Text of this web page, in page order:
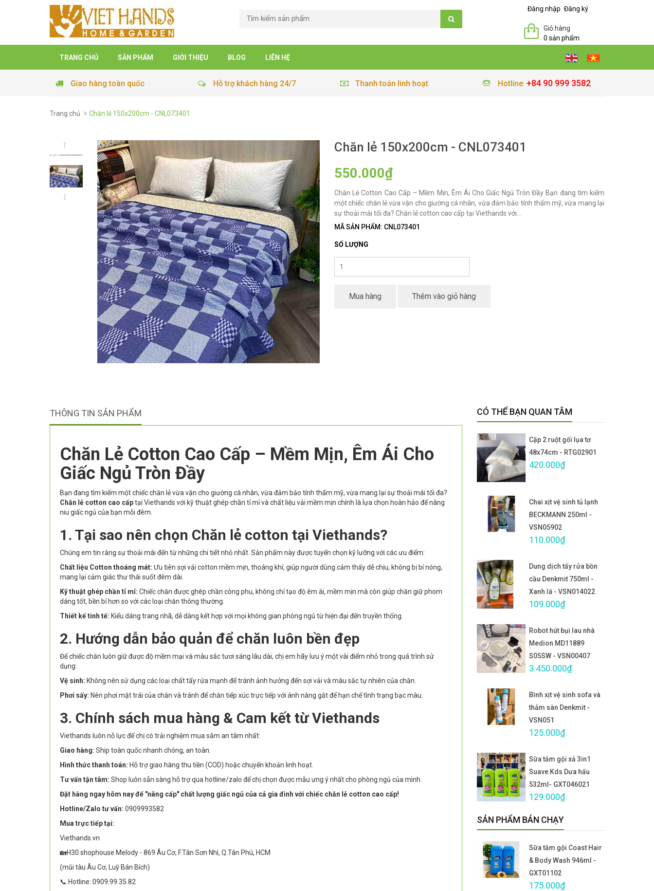
Đăng nhập Đăng ký
Giỏ hàng
0 sản phẩm
TRANG CHỦ SẢN PHẨM GIỚI THIỆU BLOG LIÊN HỆ
Giao hàng toàn quốc Hỗ trợ khách hàng 24/7 Thanh toán linh hoạt Hotline: +84 90 999 3582
Trang chủ Chăn lẻ 150x200cm - CNL073401
Chăn lẻ 150x200cm - CNL073401
550.000₫
Chăn Lẻ Cotton Cao Cấp – Mềm Mịn, Êm Ái Cho Giấc Ngủ Tròn Đầy Bạn đang tìm kiếm
một chiếc chăn lẻ vừa vặn cho giường cá nhân, vừa đảm bảo tính thẩm mỹ, vừa mang lại
sự thoải mái tối đa? Chăn lẻ cotton cao cấp tại Viethands với...
MÃ SẢN PHẨM: CNL073401
SỐ LƯỢNG
Mua hàng Thêm vào giỏ hàng
THÔNG TIN SẢN PHẨM
Chăn Lẻ Cotton Cao Cấp – Mềm Mịn, Êm Ái Cho
Giấc Ngủ Tròn Đầy
Bạn đang tìm kiếm một chiếc chăn lẻ vừa vặn cho giường cá nhân, vừa đảm bảo tính thẩm mỹ, vừa mang lại sự thoải mái tối đa?
Chăn lẻ cotton cao cấptại Viethands với kỹ thuật ghép chần tỉ mỉ và chất liệu vải mềm mịn chính là lựa chọn hoàn hảo để nâng
niu giấc ngủ của bạn mỗi đêm.
1. Tại sao nên chọn Chăn lẻ cotton tại Viethands?
Chúng em tin rằng sự thoải mái đến từ những chi tiết nhỏ nhất. Sản phẩm này được tuyển chọn kỹ lưỡng với các ưu điểm:
Chất liệu Cotton thoáng mát: Ưu tiên sợi vải cotton mềm mịn, thoáng khí, giúp người dùng cảm thấy dễ chịu, không bị bí nóng,
mang lại cảm giác thư thái suốt đêm dài.
Kỹ thuật ghép chần tỉ mỉ: Chiếc chăn được ghép chần công phu, không chỉ tạo độ êm ái, mềm mịn mà còn giúp chăn giữ phom
dáng tốt, bền bỉ hơn so với các loại chăn thông thường.
Thiết kế tinh tế: Kiểu dáng trang nhã, dễ dàng kết hợp với mọi không gian phòng ngủ từ hiện đại đến truyền thống.
2. Hướng dẫn bảo quản để chăn luôn bền đẹp
Để chiếc chăn luôn giữ được độ mềm mại và màu sắc tươi sáng lâu dài, chị em hãy lưu ý một vài điểm nhỏ trong quá trình sử
dụng:
Vệ sinh: Không nên sử dụng các loại chất tẩy rửa mạnh để tránh ảnh hưởng đến sợi vải và màu sắc tự nhiên của chăn.
Phơi sấy: Nên phơi mặt trái của chăn và tránh để chăn tiếp xúc trực tiếp với ánh nắng gắt để hạn chế tình trạng bạc màu.
3. Chính sách mua hàng & Cam kết từ Viethands
Viethands luôn nỗ lực để chị có trải nghiệm mua sắm an tâm nhất:
Giao hàng: Ship toàn quốc nhanh chóng, an toàn.
Hình thức thanh toán: Hỗ trợ giao hàng thu tiền (COD) hoặc chuyển khoản linh hoạt.
Tư vấn tận tâm: Shop luôn sẵn sàng hỗ trợ qua hotline/zalo để chị chọn được mẫu ưng ý nhất cho phòng ngủ của mình.
Đặt hàng ngay hôm nay để "nâng cấp" chất lượng giấc ngủ của cả gia đình với chiếc chăn lẻ cotton cao cấp!
Hotline/Zalo tư vấn: 0909993582
Mua trực tiếp tại:
Viethands.vn
🏡H30 shophouse Melody - 869 Âu Cơ, F.Tân Sơn Nhì, Q.Tân Phú, HCM
(mũi tàu Âu Cơ, Luỹ Bán Bích)
📞 Hotline: 0909.99.35.82
CÓ THỂ BẠN QUAN TÂM
Cặp 2 ruột gối lụa tơ
48x74cm - RTG02901
420.000₫
Chai xịt vệ sinh tủ lạnh
BECKMANN 250ml -
VSN05902
110.000₫
Dung dịch tẩy rửa bồn
cầu Denkmit 750ml -
Xanh lá - VSN014022
109.000₫
Robot hút bụi lau nhà
Medion MD11889
S05SW - VSN00407
3.450.000₫
Bình xịt vệ sinh sofa và
thảm sàn Denkmit -
VSN051
125.000₫
Sữa tắm gội xả 3in1
Suave Kds Dưa hấu
532ml- GXT046021
129.000₫
SẢN PHẨM BÁN CHẠY
Sữa tắm gội Coast Hair
& Body Wash 946ml -
GXT01102
175.000₫